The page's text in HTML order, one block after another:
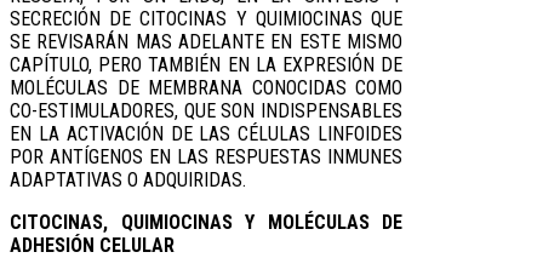
SECRECIÓN DE CITOCINAS Y QUIMIOCINAS QUE
SE REVISARÁN MAS ADELANTE EN ESTE MISMO
CAPÍTULO, PERO TAMBIÉN EN LA EXPRESIÓN DE
MOLÉCULAS DE MEMBRANA CONOCIDAS COMO
CO-ESTIMULADORES, QUE SON INDISPENSABLES
EN LA ACTIVACIÓN DE LAS CÉLULAS LINFOIDES
POR ANTÍGENOS EN LAS RESPUESTAS INMUNES
ADAPTATIVAS O ADQUIRIDAS.
CITOCINAS, QUIMIOCINAS Y MOLÉCULAS DE
ADHESIÓN CELULAR